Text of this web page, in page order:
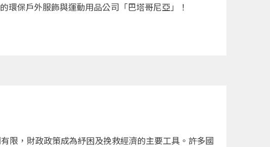
環保戶外服飾與運動用品公司「巴塔哥尼亞」！
限，財政政策成為紓困及挽救經濟的主要工具。許多國